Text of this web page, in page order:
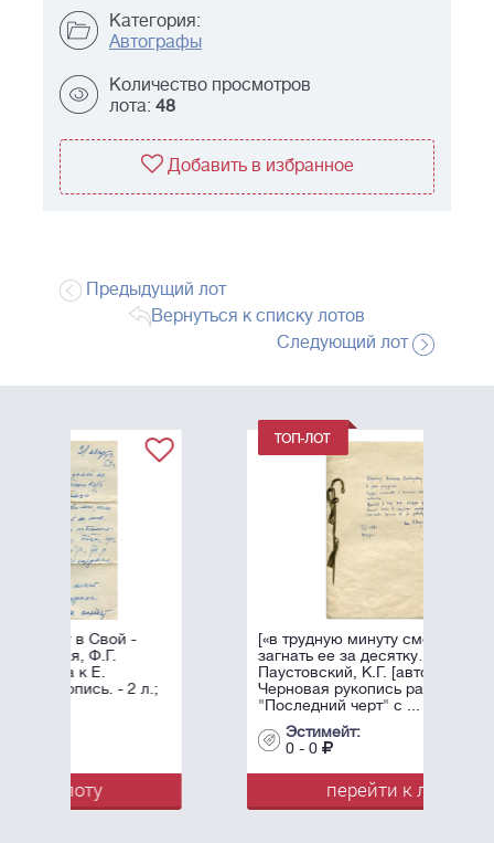
Категория:
Автографы
Количество просмотров
лота: 48
Добавить в избранное
Предыдущий лот
Вернуться к списку лотов
Следующий лот
[«в трудную минуту сможете
загнать ее за десятку…»]
Паустовский, К.Г. [автограф].
Черновая рукопись рассказа
"Последний черт" с ...